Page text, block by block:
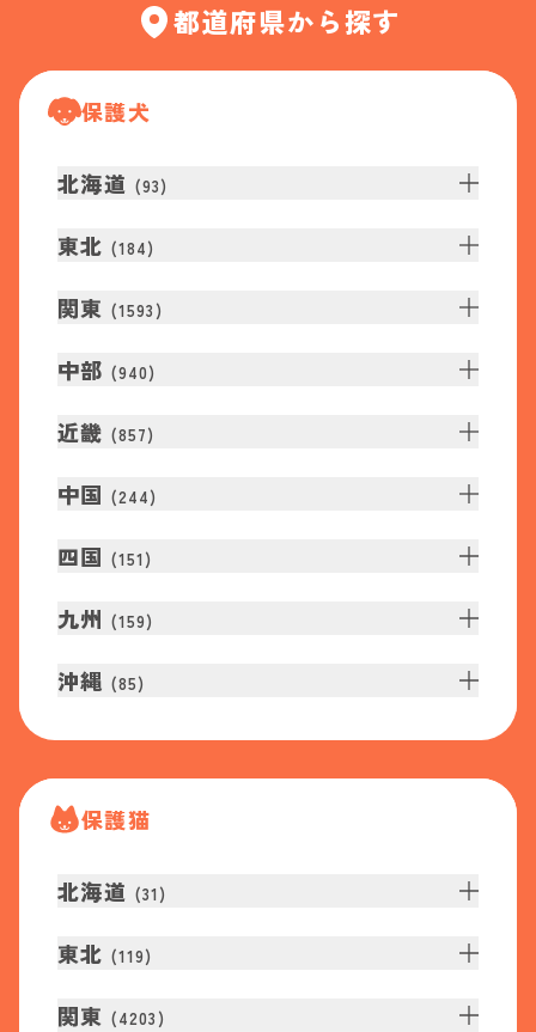
都道府県から探す
保護犬
北海道 (93)
東北 (184)
関東 (1593 )
中部 (940)
近畿 (857)
中国 (244)
四国 (151 )
九州 (159)
沖縄 (85)
保護猫
北海道 (31 )
東北 (119)
関東 (4203 )